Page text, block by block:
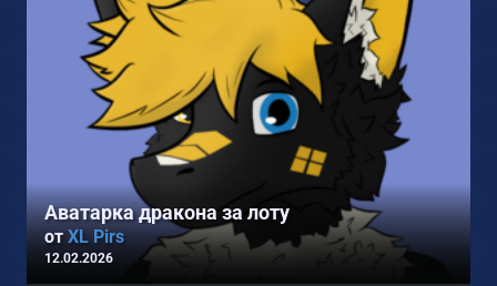
Аватарка дракона за лоту
отXL Pirs
12.02.2026